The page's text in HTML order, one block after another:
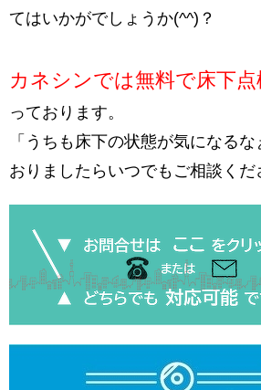
てはいかがでしょうか(^^)？
カネシンでは無料で床下
っております。
「うちも床下の状態が気になる
おりましたらいつでもご相談く